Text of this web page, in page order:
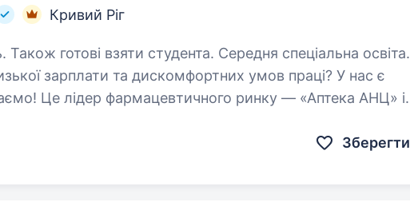
Кривий Ріг
Також готові взяти студента. Середня спеціальна освіта.
зарплати та дискомфортних умов праці? У нас є
Зберегти